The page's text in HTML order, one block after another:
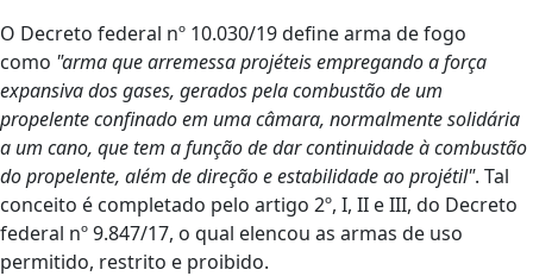
O Decreto federal nº 10.030/19 define arma de fogo
como "arma que arremessa projéteis empregando a força
expansiva dos gases, gerados pela combustão de um
propelente confinado em uma câmara, normalmente solidária
a um cano, que tem a função de dar continuidade à combustão
do propelente, além de direção e estabilidade ao projétil". Tal
conceito é completado pelo artigo 2º, I, II e III, do Decreto
federal nº 9.847/17, o qual elencou as armas de uso
permitido, restrito e proibido.